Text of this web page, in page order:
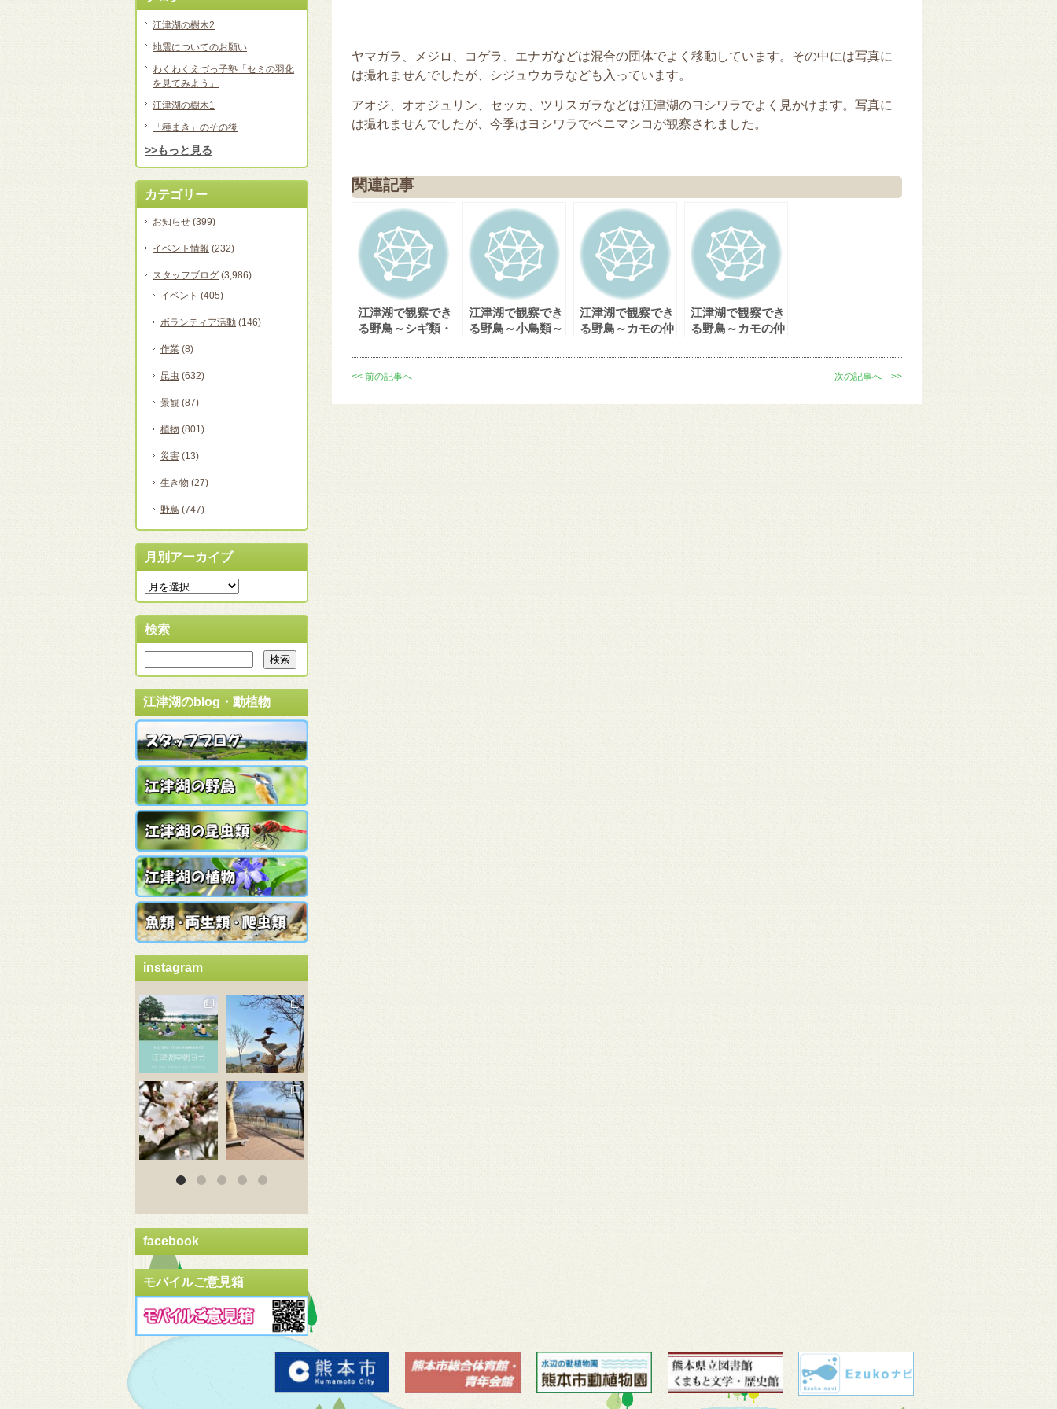
ヤマガラ、メジロ、コゲラ、エナガなどは混合の団体でよく移動しています。その中には写真に
は撮れませんでしたが、シジュウカラなども入っています。
アオジ、オオジュリン、セッカ、ツリスガラなどは江津湖のヨシワラでよく見かけます。写真に
は撮れませんでしたが、今季はヨシワラでベニマシコが観察されました。
関連記事
江津湖で観察でき
る野鳥～シギ類・
～
江津湖で観察でき
る野鳥～小鳥類～
江津湖で観察でき
る野鳥～カモの仲
江津湖で観察でき
る野鳥～カモの仲
<< 前の記事へ 次の記事へ >>
江津湖の樹木2
地震についてのお願い
わくわくえづっ子塾「セミの羽化
を見てみよう」
江津湖の樹木1
「種まき」のその後
>>もっと見る
カテゴリー
お知らせ (399)
イベント情報 (232)
スタッフブログ (3,986)
イベント (405)
ボランティア活動 (146)
作業 (8)
昆虫 (632)
景観 (87)
植物 (801)
災害 (13)
生き物 (27)
野鳥 (747)
月別アーカイブ
検索
江津湖のblog・動植物
instagram
3月 20
3月 18
3月 18
facebook
モバイルご意見箱